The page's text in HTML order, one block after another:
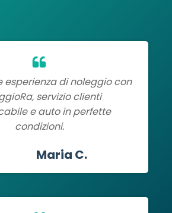
esperienza di noleggio con
servizio clienti
e auto in perfette
condizioni.
Maria C.